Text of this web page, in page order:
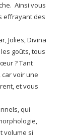
Ainsi vous
effrayant des
Jolies, Divina
goûts, tous
? Tant
voir une
et vous
qui
volume si